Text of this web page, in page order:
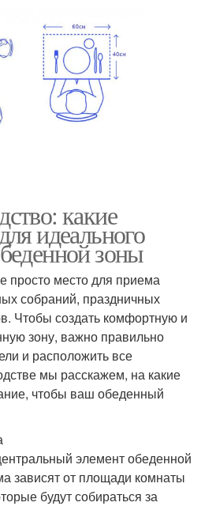
какие
идеального
зоны
просто место для приема
собраний, праздничных
Чтобы создать комфортную и
зону, важно правильно
и расположить все
мы расскажем, на какие
чтобы ваш обеденный
элемент обеденной
зависят от площади комнаты
будут собираться за